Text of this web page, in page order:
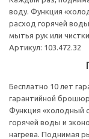
воду. Функция
расход горячей
мытья рук или чистки
Артикул: 103.472.32
Бесплатно 10 лет
гарантийной
Функция «холодный
горячей воды и
нагрева. Поднимая